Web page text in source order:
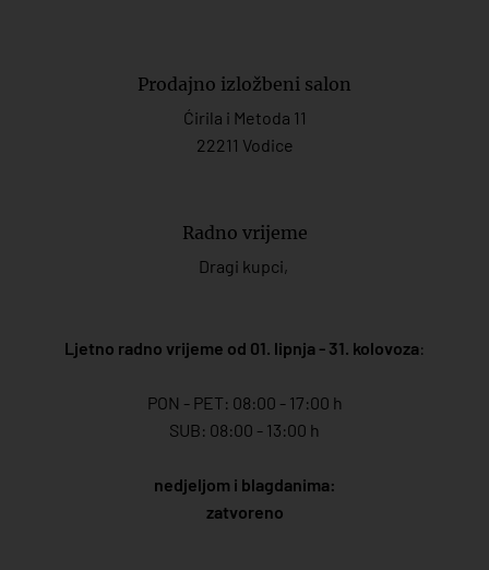
Prodajno izložbeni salon
Ćirila i Metoda 11
22211 Vodice
Radno vrijeme
Dragi kupci,
Ljetno radno vrijeme od 01. lipnja - 31. kolovoza:
PON - PET: 08:00 - 17:00 h
SUB: 08:00 - 13:00 h
nedjeljom i blagdanima:
zatvoreno